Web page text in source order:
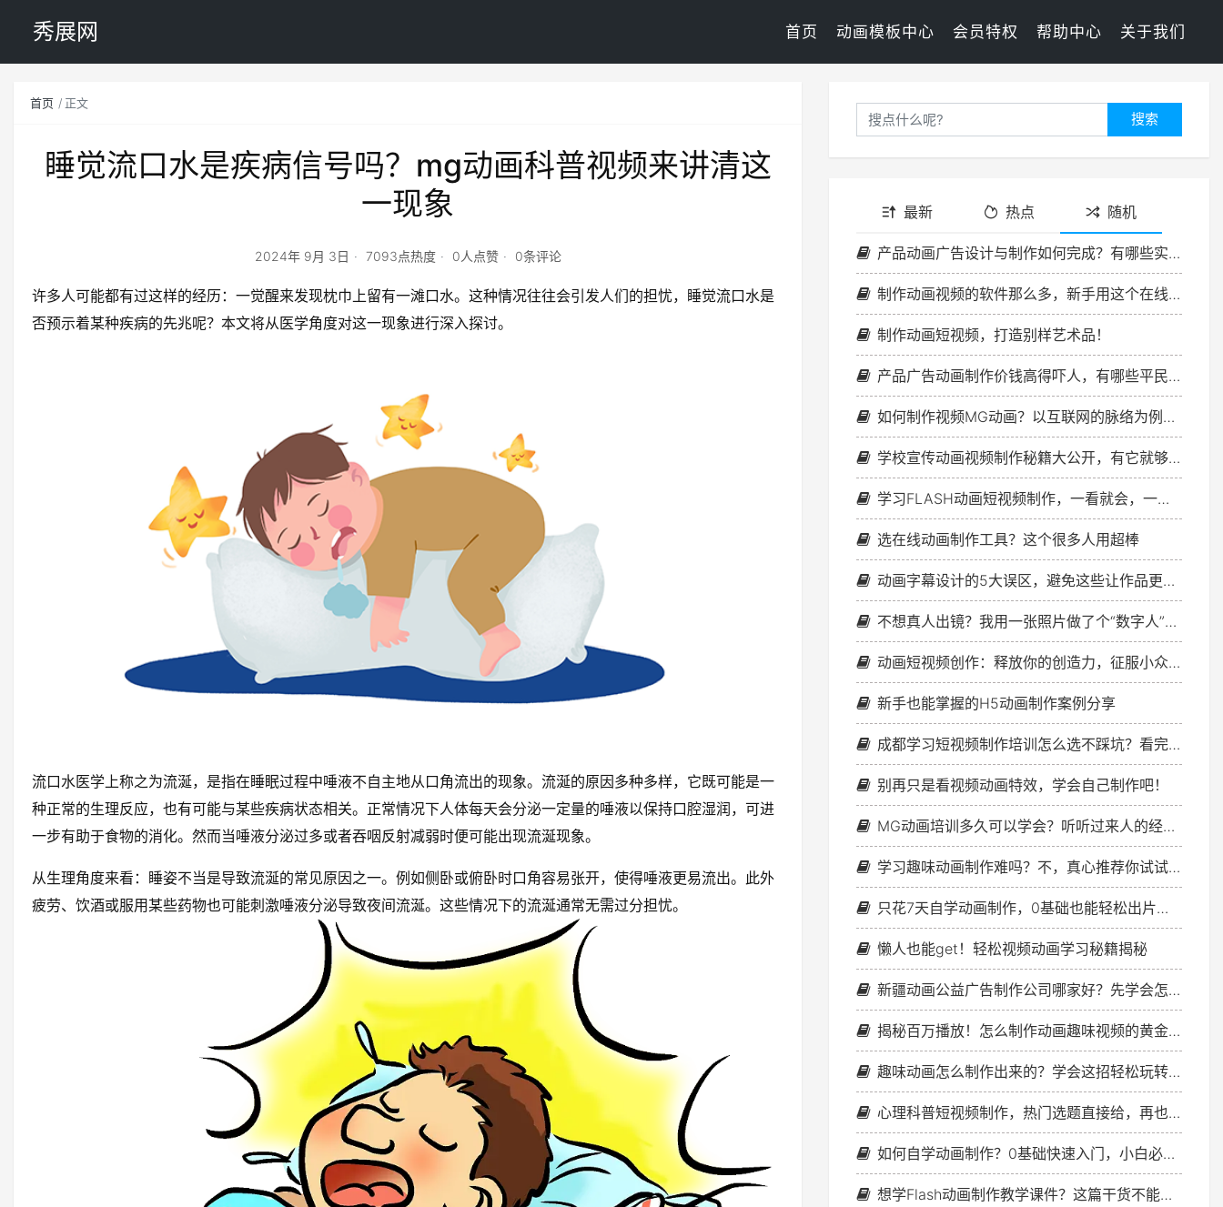
秀展网 首页 动画模板中心 会员特权 帮助中心 关于我们
首页 正文
睡觉流口水是疾病信号吗？mg动画科普视频来讲清这
一现象
2024年 9月 3日 7093点热度 0人点赞 0条评论
许多人可能都有过这样的经历：一觉醒来发现枕巾上留有一滩口水。这种情况往往会引发人们的担忧，睡觉流口水是
否预示着某种疾病的先兆呢？本文将从医学角度对这一现象进行深入探讨。
流口水医学上称之为流涎，是指在睡眠过程中唾液不自主地从口角流出的现象。流涎的原因多种多样，它既可能是一
种正常的生理反应，也有可能与某些疾病状态相关。正常情况下人体每天会分泌一定量的唾液以保持口腔湿润，可进
一步有助于食物的消化。然而当唾液分泌过多或者吞咽反射减弱时便可能出现流涎现象。
从生理角度来看：睡姿不当是导致流涎的常见原因之一。例如侧卧或俯卧时口角容易张开，使得唾液更易流出。此外
疲劳、饮酒或服用某些药物也可能刺激唾液分泌导致夜间流涎。这些情况下的流涎通常无需过分担忧。
搜索
最新 热点 随机
产品动画广告设计与制作如何完成？有哪些实用指南？
制作动画视频的软件那么多，新手用这个在线平台更便捷
制作动画短视频，打造别样艺术品！
产品广告动画制作价钱高得吓人，有哪些平民化的解决方案？
如何制作视频MG动画？以互联网的脉络为例子来揭秘
学校宣传动画视频制作秘籍大公开，有它就够了！
学习FLASH动画短视频制作，一看就会，一做就懂！
选在线动画制作工具？这个很多人用超棒
动画字幕设计的5大误区，避免这些让作品更专业
不想真人出镜？我用一张照片做了个“数字人”视频，效果惊了
动画短视频创作：释放你的创造力，征服小众圈层
新手也能掌握的H5动画制作案例分享
成都学习短视频制作培训怎么选不踩坑？看完这篇就懂
别再只是看视频动画特效，学会自己制作吧！
MG动画培训多久可以学会？听听过来人的经验！
学习趣味动画制作难吗？不，真心推荐你试试这个方法！
只花7天自学动画制作，0基础也能轻松出片，太绝了！
懒人也能get！轻松视频动画学习秘籍揭秘
新疆动画公益广告制作公司哪家好？先学会怎么找
揭秘百万播放！怎么制作动画趣味视频的黄金法则
趣味动画怎么制作出来的？学会这招轻松玩转动画制作，get新技能
心理科普短视频制作，热门选题直接给，再也不用愁内容
如何自学动画制作？0基础快速入门，小白必看实用指南！
想学Flash动画制作教学课件？这篇干货不能错过哦！